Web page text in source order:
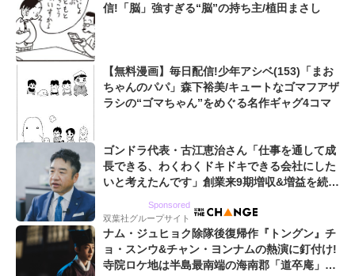
信!「脳」強すぎる“脳”の持ち主/植田まさし
【無料漫画】毎日配信!少年アシベ(153)「まお
ちゃんのパパ」森下裕美/キュートなゴマフアザ
ラシの“ゴマちゃん”をめぐる名作ギャグ4コマ
ゴンドラ代表・古江恵治さん「仕事を通して成
長できる、わくわくドキドキできる会社にした
いと考えたんです」創業来9期増収&増益を続け
Sponsored
双葉社グループサイト
ナム・ジュヒョク除隊後復帰作『トングン』チ
ョ・スンウ&チャン・ヨンナムの熱演に釘付け!
寺院ロケ地は半島最南端の海南郡「道卒庵」